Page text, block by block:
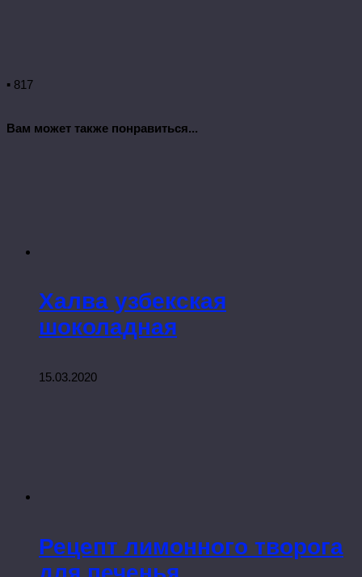
▪ 817
Вам может также понравиться...
Халва узбекская
шоколадная
15.03.2020
Рецепт лимонного творога